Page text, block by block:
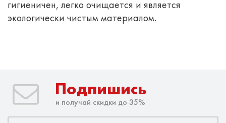
гигиеничен, легко очищается и является
экологически чистым материалом.
Подпишись
и получай скидки до 35%